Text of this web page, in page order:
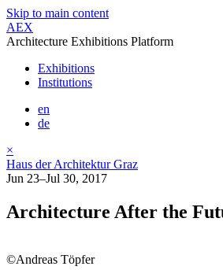
Skip to main content
AEX
Architecture Exhibitions Platform
Exhibitions
Institutions
en
de
×
Haus der Architektur Graz
Jun 23–Jul 30, 2017
Architecture After the
©Andreas Töpfer